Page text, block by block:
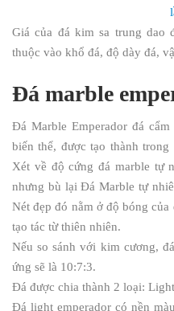
Giá của đá kim sa trung dao
thuộc vào khổ đá, độ dày đá,
Đá marble
Đá Marble Emperador đá
biến thể, được tạo thành
Xét về độ cứng đá marble tự
nhưng bù lại Đá Marble tự
Nét đẹp đó nằm ở độ bóng
tạo tác từ thiên nhiên.
Nếu so sánh với kim cương,
ứng sẽ là 10:7:3.
Đá được chia thành 2 loại:
Đá light emperador có nền